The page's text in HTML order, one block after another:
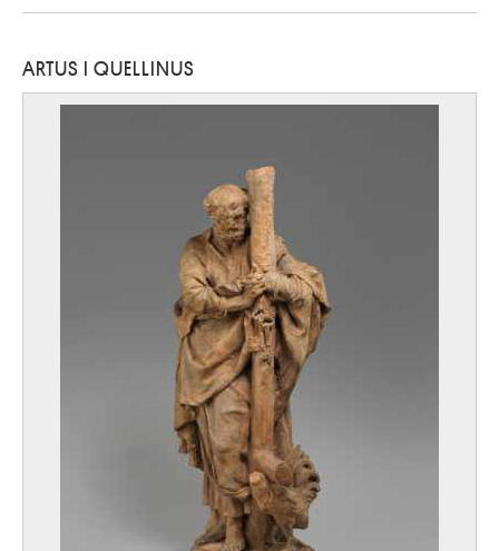
ARTUS I QUELLINUS